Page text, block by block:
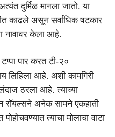
दुर्मिळ मानला जातो. या
काढले असून सर्वाधिक षटकार
नावावर केला आहे.
पार करत टी-२०
लिहिला आहे. अशी कामगिरी
ठरला आहे. त्याच्या
अनेक सामने एकहाती
त्याचा मोलाचा वाटा